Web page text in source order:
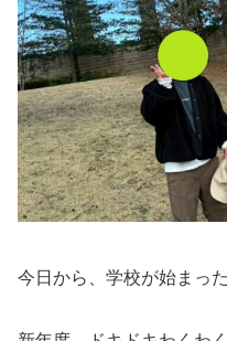
今日から、学校が始まっ